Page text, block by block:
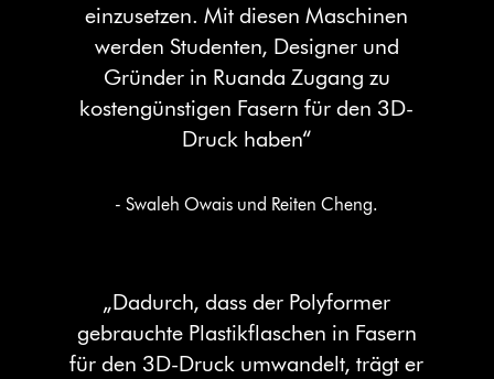
einzusetzen. Mit diesen Maschinen
werden Studenten, Designer und
Gründer in Ruanda Zugang zu
kostengünstigen Fasern für den 3D-
Druck haben“
- Swaleh Owais und Reiten Cheng.
„Dadurch, dass der Polyformer
gebrauchte Plastikflaschen in Fasern
für den 3D-Druck umwandelt, trägt er